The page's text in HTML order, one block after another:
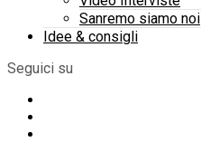
Sanremo siamo noi
Idee & consigli
Seguici su